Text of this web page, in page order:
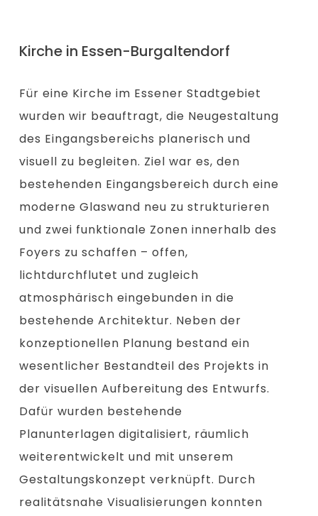
Kirche in Essen-Burgaltendorf
Für eine Kirche im Essener Stadtgebiet
wurden wir beauftragt, die Neugestaltung
des Eingangsbereichs planerisch und
visuell zu begleiten. Ziel war es, den
bestehenden Eingangsbereich durch eine
moderne Glaswand neu zu strukturieren
und zwei funktionale Zonen innerhalb des
Foyers zu schaffen – offen,
lichtdurchflutet und zugleich
atmosphärisch eingebunden in die
bestehende Architektur. Neben der
konzeptionellen Planung bestand ein
wesentlicher Bestandteil des Projekts in
der visuellen Aufbereitung des Entwurfs.
Dafür wurden bestehende
Planunterlagen digitalisiert, räumlich
weiterentwickelt und mit unserem
Gestaltungskonzept verknüpft. Durch
realitätsnahe Visualisierungen konnten